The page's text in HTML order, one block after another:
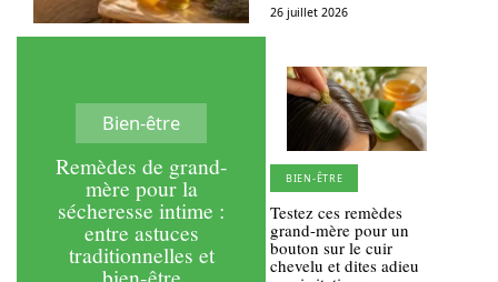
Bien-être
Remèdes de grand-
mère pour la
sécheresse intime :
entre astuces
traditionnelles et
26 juillet 2026
BIEN-ÊTRE
Testez ces remèdes
grand-mère pour un
bouton sur le cuir
chevelu et dites adieu